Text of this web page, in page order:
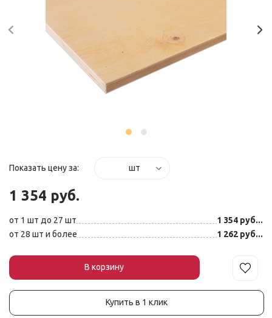
Показать цену за: шт
1 354 руб.
от 1 шт до 27 шт
1 354 руб...
от 28 шт и более
1 262 руб...
В корзину
Купить в 1 клик